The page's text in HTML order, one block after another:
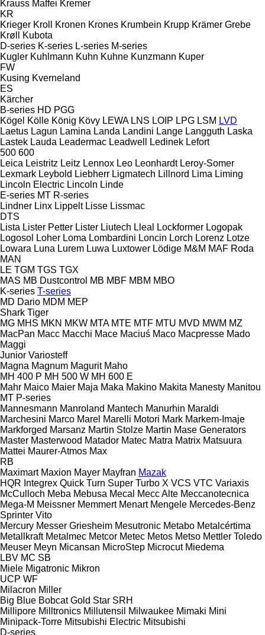
Krauss Maffei Kremer
KR
Krieger Kroll Kronen Krones Krumbein Krupp Krämer Grebe
Krøll
Kubota
D-series K-series L-series M-series
Kugler Kuhlmann Kuhn Kuhne Kunzmann Kuper
FW
Kusing Kverneland
ES
Kärcher
B-series HD PGG
Kögel Kölle König Kövy LEWA LNS LOIP LPG LSM LVD
Laetus Lagun Lamina Landa Landini Lange Langguth Laska
Lastek Lauda Leadermac Leadwell Ledinek Lefort
500 600
Leica Leistritz Leitz Lennox Leo Leonhardt Leroy-Somer
Lexmark Leybold Liebherr Ligmatech Lillnord Lima Liming
Lincoln Electric Lincoln Linde
E-series MT R-series
Lindner Linx Lippelt Lisse Lissmac
DTS
Lista Lister Petter Lister Liutech Lleal Lockformer Logopak
Logosol
Loher Loma Lombardini Loncin Lorch Lorenz Lotze
Lowara Luna Lurem Luwa Luxtower Lödige M&M MAF Roda
MAN
LE TGM TGS TGX
MAS MB Dustcontrol MB MBF MBM MBO
K-series T-series
MD Dario MDM MEP
Shark Tiger
MG MHS MKN MKW MTA MTE MTF MTU MVD MWM MZ
MacPan Macc Macchi Mace Maciuś Maco Macpresse Mado
Maggi
Junior Variosteff
Magna Magnum Magurit Maho
MH 400 P MH 500 W MH 600 E
Mahr Maico Maier Maja Maka Makino Makita Manesty Manitou
MT P-series
Mannesmann Manroland Mantech Manurhin Maraldi
Marchesini Marco Marel Marelli Motori Mark Markem-Imaje
Markforged Marsanz Martin Stolze Martin Mase Generators
Master Masterwood Matador Matec Matra Matrix Matsuura
Mattei Maurer-Atmos Max
RB
Maximart Maxion Mayer Mayfran Mazak
HQR Integrex Quick Turn Super Turbo X VCS VTC Variaxis
McCulloch Meba Mebusa Mecal Mecc Alte Meccanotecnica
Mega-M Meissner Memmert Menart Mengele Mercedes-Benz
Sprinter Vito
Mercury Messer Griesheim Mesutronic Metabo Metalcértima
Metallkraft Metalmec Metcor Metec Metos Metso Mettler Toledo
Meuser Meyn Micansan MicroStep Microcut Miedema
LBV MC SB
Miele Migatronic Mikron
UCP WF
Milacron Miller
Big Blue Bobcat Gold Star SRH
Millipore Milltronics Millutensil Milwaukee Mimaki Mini
Minipack-Torre Mitsubishi Electric Mitsubishi
D-series